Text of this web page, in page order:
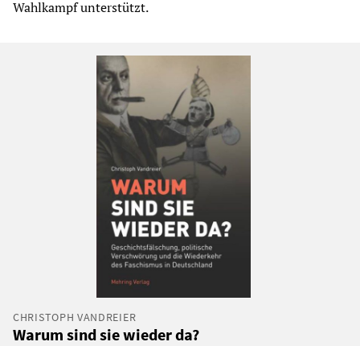
Wahlkampf unterstützt.
CHRISTOPH VANDREIER
Warum sind sie wieder da?